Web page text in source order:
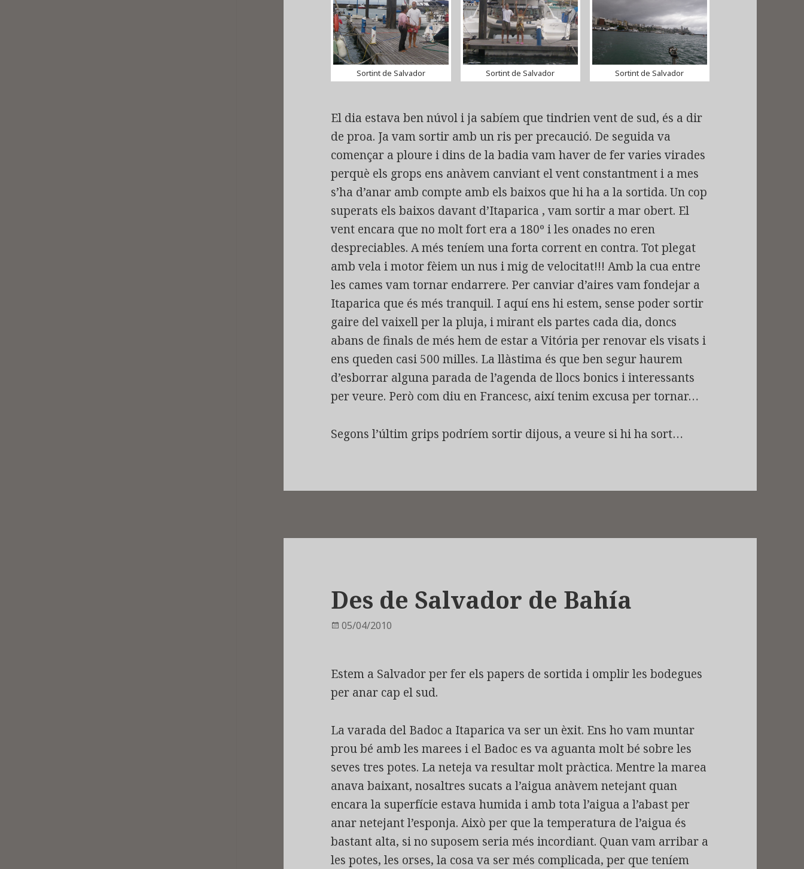
Sortint de Salvador Sortint de Salvador Sortint de Salvador
El dia estava ben núvol i ja sabíem que tindrien vent de sud, és a dir
de proa. Ja vam sortir amb un ris per precaució. De seguida va
començar a ploure i dins de la badia vam haver de fer varies virades
perquè els grops ens anàvem canviant el vent constantment i a mes
s’ha d’anar amb compte amb els baixos que hi ha a la sortida. Un cop
superats els baixos davant d’Itaparica , vam sortir a mar obert. El
vent encara que no molt fort era a 180º i les onades no eren
despreciables. A més teníem una forta corrent en contra. Tot plegat
amb vela i motor fèiem un nus i mig de velocitat!!! Amb la cua entre
les cames vam tornar endarrere. Per canviar d’aires vam fondejar a
Itaparica que és més tranquil. I aquí ens hi estem, sense poder sortir
gaire del vaixell per la pluja, i mirant els partes cada dia, doncs
abans de finals de més hem de estar a Vitória per renovar els visats i
ens queden casi 500 milles. La llàstima és que ben segur haurem
d’esborrar alguna parada de l’agenda de llocs bonics i interessants
per veure. Però com diu en Francesc, així tenim excusa per tornar…
Segons l’últim grips podríem sortir dijous, a veure si hi ha sort…
Des de Salvador de Bahía
Publicat
05/04/2010
Estem a Salvador per fer els papers de sortida i omplir les bodegues
per anar cap el sud.
La varada del Badoc a Itaparica va ser un èxit. Ens ho vam muntar
prou bé amb les marees i el Badoc es va aguanta molt bé sobre les
seves tres potes. La neteja va resultar molt pràctica. Mentre la marea
anava baixant, nosaltres sucats a l’aigua anàvem netejant quan
encara la superfície estava humida i amb tota l’aigua a l’abast per
anar netejant l’esponja. Això per que la temperatura de l’aigua és
bastant alta, si no suposem seria més incordiant. Quan vam arribar a
les potes, les orses, la cosa va ser més complicada, per que teníem